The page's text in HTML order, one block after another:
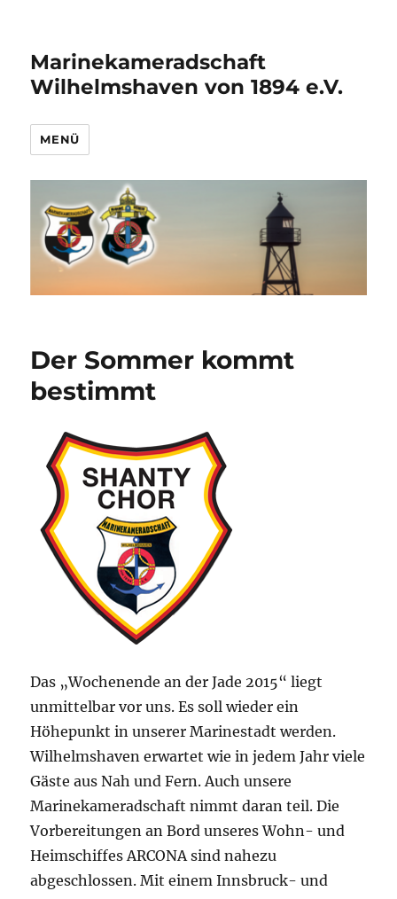
Marinekameradschaft
Wilhelmshaven von 1894 e.V.
MENÜ
Der Sommer kommt
bestimmt
Das „Wochenende an der Jade 2015“ liegt
unmittelbar vor uns. Es soll wieder ein
Höhepunkt in unserer Marinestadt werden.
Wilhelmshaven erwartet wie in jedem Jahr viele
Gäste aus Nah und Fern. Auch unsere
Marinekameradschaft nimmt daran teil. Die
Vorbereitungen an Bord unseres Wohn- und
Heimschiffes ARCONA sind nahezu
abgeschlossen. Mit einem Innsbruck- und